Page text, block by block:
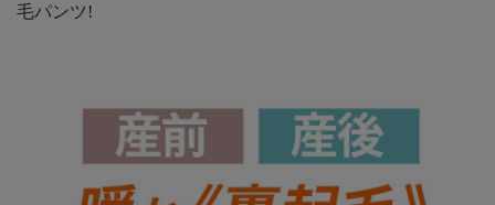
毛パンツ!